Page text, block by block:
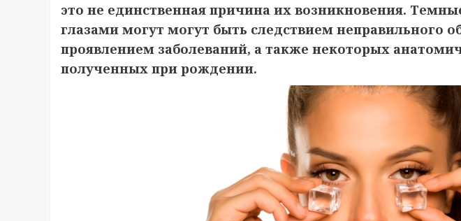
это не единственная причина их возникновения.
глазами могут могут быть следствием неправильного
проявлением заболеваний, а также некоторых
полученных при рождении.